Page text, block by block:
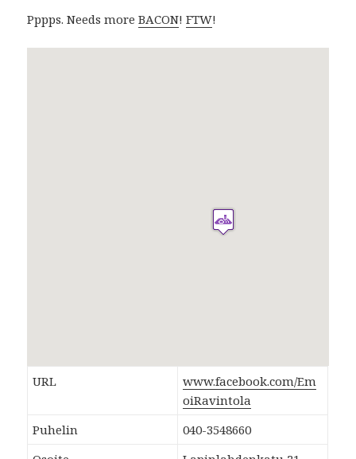
Pppps. Needs moreBACON!FTW!
URL
www.facebook.com/Em
oiRavintola
Puhelin
040-3548660